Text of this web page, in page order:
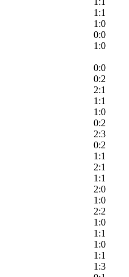
1:1
1:0
0:0
1:0
0:0
0:2
2:1
1:1
1:0
0:2
2:3
0:2
1:1
2:1
1:1
2:0
1:0
2:2
1:0
1:1
1:0
1:1
1:3